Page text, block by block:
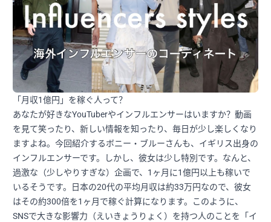
「月収1億円」を稼ぐ人って？
あなたが好きなYouTuberやインフルエンサーはいますか？動画
を見て笑ったり、新しい情報を知ったり、毎日が少し楽しくなり
ますよね。今回紹介するボニー・ブルーさんも、イギリス出身の
インフルエンサーです。しかし、彼女は少し特別です。なんと、
過激な（少しやりすぎな）企画で、1ヶ月に1億円以上も稼いで
いるそうです。日本の20代の平均月収は約33万円なので、彼女
はその約300倍を1ヶ月で稼ぐ計算になります。このように、
SNSで大きな影響力（えいきょうりょく）を持つ人のことを「イ